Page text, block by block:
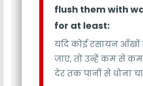
flush them with
for at least:
यदि कोई रसायन आँखों
जाए, तो उन्हें कम से
देर तक पानी से धोना